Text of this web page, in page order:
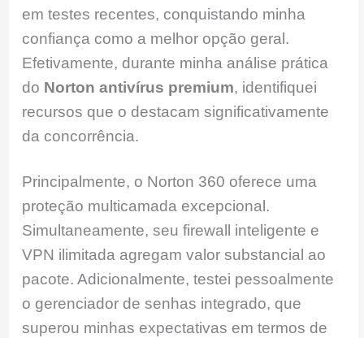
em testes recentes, conquistando minha
confiança como a melhor opção geral.
Efetivamente, durante minha análise prática
do Norton antivírus premium, identifiquei
recursos que o destacam significativamente
da concorrência.
Principalmente, o Norton 360 oferece uma
proteção multicamada excepcional.
Simultaneamente, seu firewall inteligente e
VPN ilimitada agregam valor substancial ao
pacote. Adicionalmente, testei pessoalmente
o gerenciador de senhas integrado, que
superou minhas expectativas em termos de